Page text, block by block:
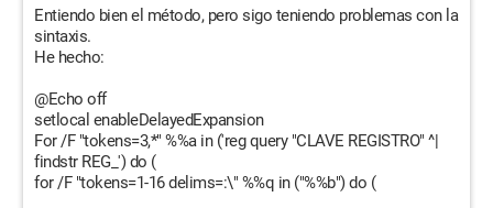
Entiendo bien el método, pero sigo teniendo problemas con la
sintaxis.
He hecho:
@Echo off
setlocal enableDelayedExpansion
For /F "tokens=3,*" %%a in ('reg query "CLAVE REGISTRO" ^|
findstr REG_') do (
for /F "tokens=1-16 delims=:\" %%q in ("%%b") do (